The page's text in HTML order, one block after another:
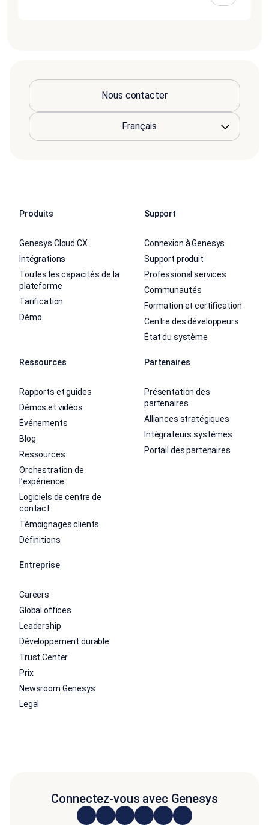
Nous contacter
Produits
Genesys Cloud CX
Intégrations
Toutes les capacités de la
plateforme
Tarification
Démo
Support
Connexion à Genesys
Support produit
Professional services
Communautés
Formation et certification
Centre des développeurs
État du système
Ressources
Rapports et guides
Démos et vidéos
Événements
Blog
Ressources
Orchestration de
l’expérience
Logiciels de centre de
contact
Témoignages clients
Définitions
Partenaires
Présentation des
partenaires
Alliances stratégiques
Intégrateurs systèmes
Portail des partenaires
Entreprise
Careers
Global offices
Leadership
Développement durable
Trust Center
Prix
Newsroom Genesys
Legal
Connectez-vous avec Genesys